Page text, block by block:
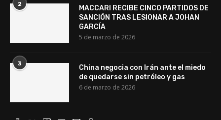
2
MACCARI RECIBE CINCO PARTIDOS DE
SANCIÓN TRAS LESIONAR A JOHAN
GARCÍA
5 de marzo de 2026
3
China negocia con Irán ante el miedo
de quedarse sin petróleo y gas
6 de marzo de 2026